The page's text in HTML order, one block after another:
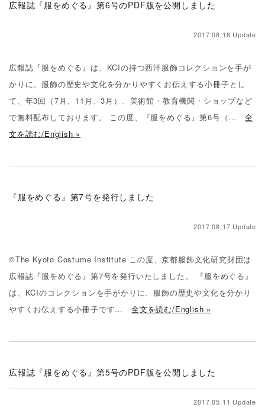
広報誌『服をめぐる』第6号のPDF版を公開しました
2017.08.18 Update
広報誌『服をめぐる』は、KCIの持つ西洋服飾コレクションを手が
かりに、服飾の歴史や文化を分かりやすくお伝えする小冊子とし
て、年3回（7月、11月、3月）、美術館・教育機関・ショップなど
で無料配布しております。 この度、『服をめぐる』第6号（…全
文を読む/English »
『服をめぐる』第7号を発行しました
2017.08.17 Update
©The Kyoto Costume Institute この度、京都服飾文化研究財団は
広報誌『服をめぐる』第7号を発行いたしました。 『服をめぐる』
は、KCIのコレクションを手がかりに、服飾の歴史や文化を分かり
やすくお伝えする小冊子です…全文を読む/English »
広報誌『服をめぐる』第5号のPDF版を公開しました
2017.05.11 Update